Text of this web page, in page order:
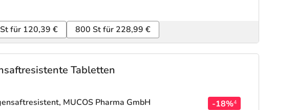
für 120,39 € 800 St für 228,99 €
Tabletten
, MUCOS Pharma GmbH
-18%4